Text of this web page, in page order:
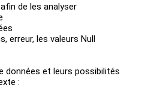
de les analyser
erreur, les valeurs Null
données et leurs possibilités
: